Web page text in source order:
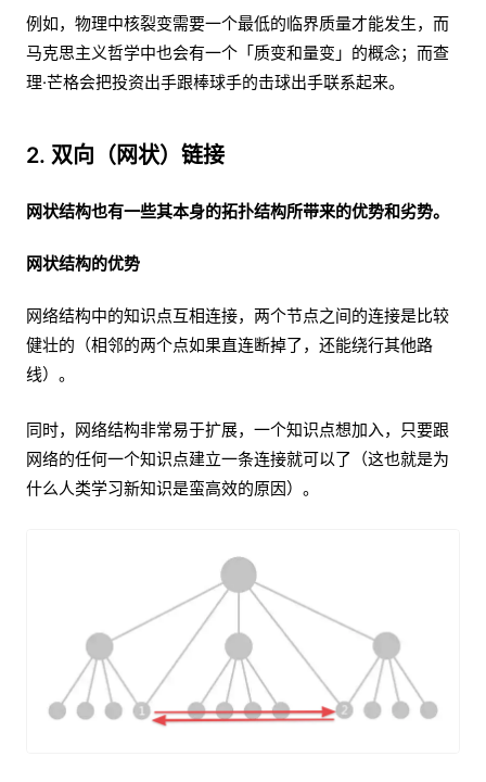
例如，物理中核裂变需要一个最低的临界质量才能发生，而
马克思主义哲学中也会有一个「质变和量变」的概念；而查
理·芒格会把投资出手跟棒球手的击球出手联系起来。
2. 双向（网状）链接
网状结构也有一些其本身的拓扑结构所带来的优势和劣势。
网状结构的优势
网络结构中的知识点互相连接，两个节点之间的连接是比较
健壮的（相邻的两个点如果直连断掉了，还能绕行其他路
线）。
同时，网络结构非常易于扩展，一个知识点想加入，只要跟
网络的任何一个知识点建立一条连接就可以了（这也就是为
什么人类学习新知识是蛮高效的原因）。